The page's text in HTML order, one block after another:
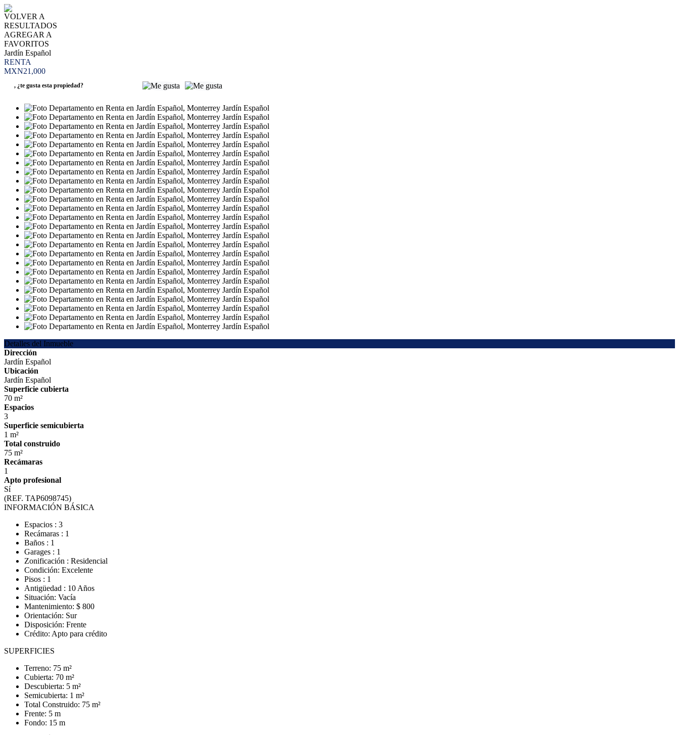
VOLVER A
RESULTADOS
AGREGAR A
FAVORITOS
Jardín Español
RENTA
MXN21,000
, ¿te gusta esta propiedad?
Detalles del Inmueble
Dirección
Jardín Español
Ubicación
Jardín Español
Superficie cubierta
70 m²
Espacios
3
Superficie semicubierta
1 m²
Total construido
75 m²
Recámaras
1
Apto profesional
Sí
(REF. TAP6098745)
INFORMACIÓN BÁSICA
Espacios : 3
Recámaras : 1
Baños : 1
Garages : 1
Zonificación : Residencial
Condición: Excelente
Pisos : 1
Antigüedad : 10 Años
Situación: Vacía
Mantenimiento: $ 800
Orientación: Sur
Disposición: Frente
Crédito: Apto para crédito
SUPERFICIES
Terreno: 75 m²
Cubierta: 70 m²
Descubierta: 5 m²
Semicubierta: 1 m²
Total Construido: 75 m²
Frente: 5 m
Fondo: 15 m